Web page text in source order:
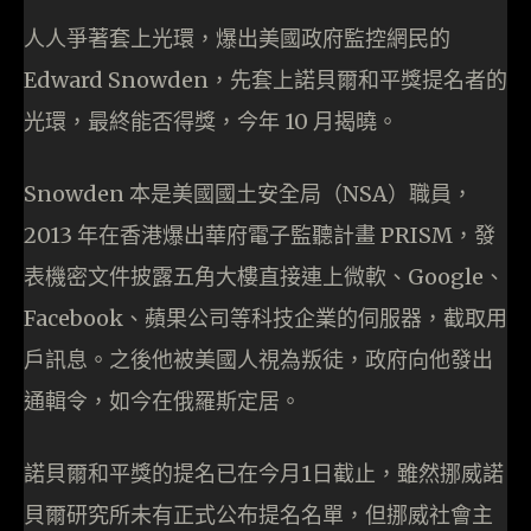
人人爭著套上光環，爆出美國政府監控網民的
Edward Snowden，先套上諾貝爾和平獎提名者的
光環，最終能否得獎，今年 10 月揭曉。
Snowden 本是美國國土安全局（NSA）職員，
2013 年在香港爆出華府電子監聽計畫 PRISM，發
表機密文件披露五角大樓直接連上微軟、Google、
Facebook、蘋果公司等科技企業的伺服器，截取用
戶訊息。之後他被美國人視為叛徒，政府向他發出
通輯令，如今在俄羅斯定居。
諾貝爾和平獎的提名已在今月1日截止，雖然挪威諾
貝爾研究所未有正式公布提名名單，但挪威社會主